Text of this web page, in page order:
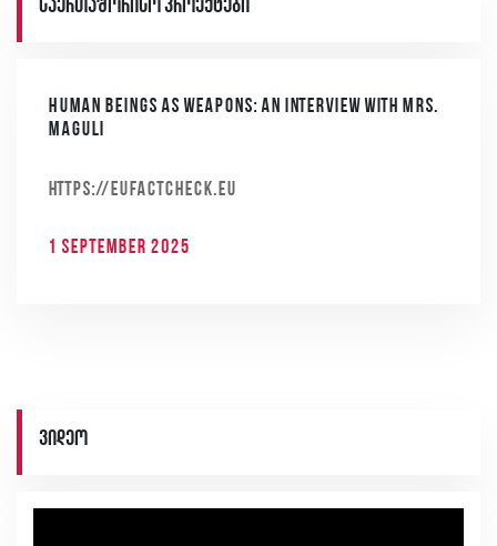
საერთაშორისო პროექტები
Human beings as weapons: an interview with Mrs.
Maguli
https://eufactcheck.eu
1 September 2025
ვიდეო